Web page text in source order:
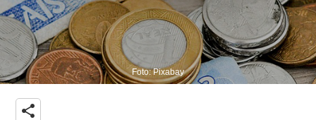
Foto: Pixabay
share